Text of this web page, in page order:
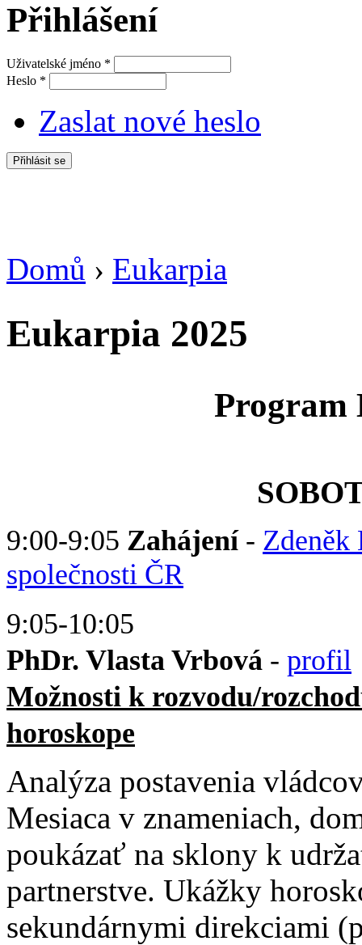
Přihlášení
Uživatelské jméno *
Heslo *
Zaslat nové heslo
Jste zde
Domů › Eukarpia
Eukarpia 2025
Program
9:00-9:05 Zahájení- Zdeněk
společnosti ČR
9:05-10:05
PhDr. Vlasta Vrbová - profil
Možnosti k rozvodu/
horoskope
Analýza postavenia
Mesiaca v znameniach,
poukázať na sklony k
partnerstve. Ukážky
sekundárnymi direkciami